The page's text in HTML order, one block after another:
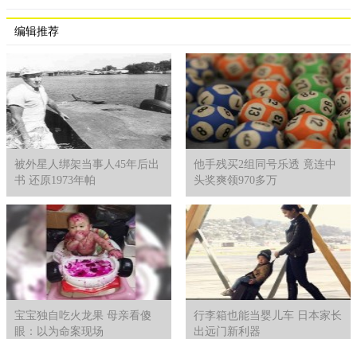
夫曾对她说十分渴望结婚后能组建起自己的小家庭，他们还打算
拉里萨来说，这一切带给她的都是痛苦不堪的回忆。
人生不如意之事十有八九，但是这种经历对于拉里萨来说打
击太大了，生命中如此重要的时刻却在一瞬间被打破，幸福的二
人从此以后只能阴阳相隔。但愿这名不幸的女子能早日从悲痛之
中走出来，重新振作起来，无论如何，未婚夫在天之灵，都希望
自己心爱之人能幸福快乐的生活在人世。
编辑推荐
被外星人绑架当事人45年后出
书 还原1973年帕
他手残买2组同号乐透 竟连中
头奖爽领970多万
宝宝独自吃火龙果 母亲看傻
眼：以为命案现场
行李箱也能当婴儿车 日本家长
出远门新利器